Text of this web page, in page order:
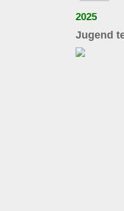
2025
Jugend